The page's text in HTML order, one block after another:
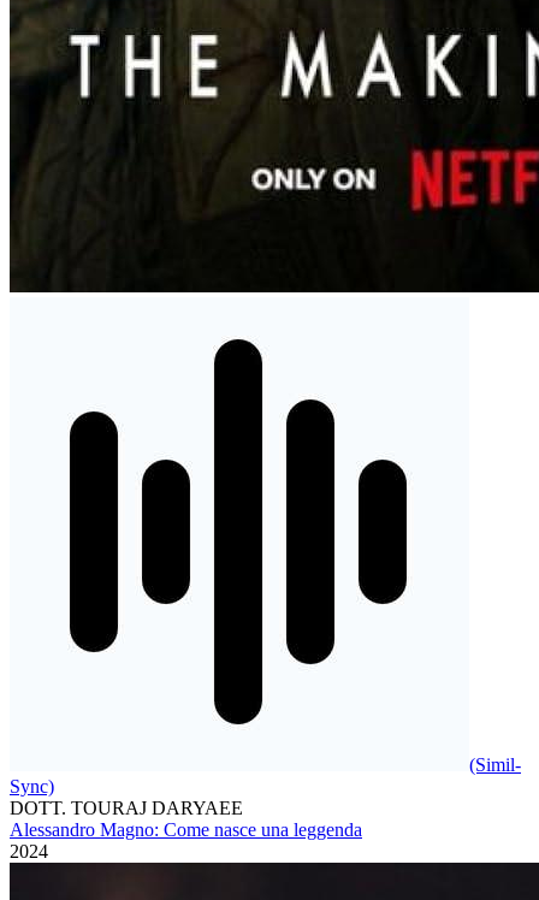
(Simil-
Sync)
DOTT. TOURAJ DARYAEE
Alessandro Magno: Come nasce una leggenda
2024